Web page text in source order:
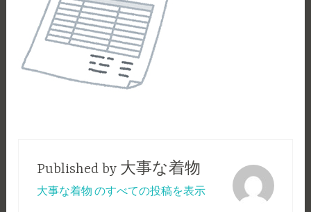
Published by 大事な着物
大事な着物 のすべての投稿を表示